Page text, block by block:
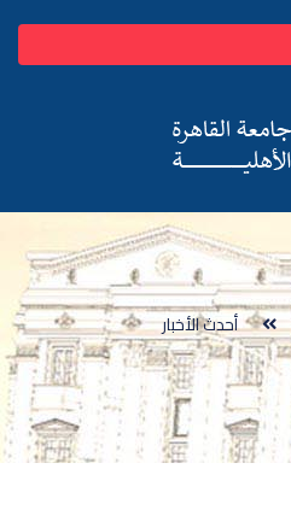
navigation
أحدث الأخبار